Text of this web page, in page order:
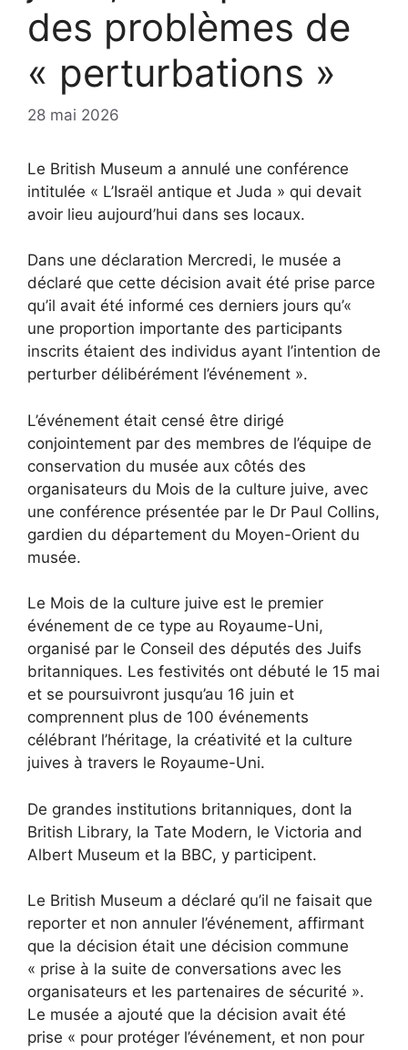
des problèmes de
« perturbations »
28 mai 2026
Le British Museum a annulé une conférence
intitulée « L’Israël antique et Juda » qui devait
avoir lieu aujourd’hui dans ses locaux.
Dans une déclaration Mercredi, le musée a
déclaré que cette décision avait été prise parce
qu’il avait été informé ces derniers jours qu’«
une proportion importante des participants
inscrits étaient des individus ayant l’intention de
perturber délibérément l’événement ».
L’événement était censé être dirigé
conjointement par des membres de l’équipe de
conservation du musée aux côtés des
organisateurs du Mois de la culture juive, avec
une conférence présentée par le Dr Paul Collins,
gardien du département du Moyen-Orient du
musée.
Le Mois de la culture juive est le premier
événement de ce type au Royaume-Uni,
organisé par le Conseil des députés des Juifs
britanniques. Les festivités ont débuté le 15 mai
et se poursuivront jusqu’au 16 juin et
comprennent plus de 100 événements
célébrant l’héritage, la créativité et la culture
juives à travers le Royaume-Uni.
De grandes institutions britanniques, dont la
British Library, la Tate Modern, le Victoria and
Albert Museum et la BBC, y participent.
Le British Museum a déclaré qu’il ne faisait que
reporter et non annuler l’événement, affirmant
que la décision était une décision commune
« prise à la suite de conversations avec les
organisateurs et les partenaires de sécurité ».
Le musée a ajouté que la décision avait été
prise « pour protéger l’événement, et non pour